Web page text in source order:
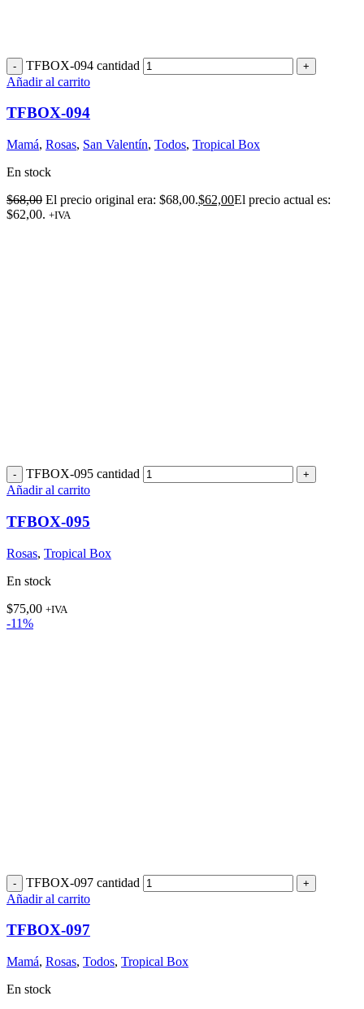
TFBOX-094 cantidad
Añadir al carrito
TFBOX-094
Mamá, Rosas, San Valentín, Todos, Tropical Box
En stock
$68,00 El precio original era: $68,00.$62,00El precio actual es:
$62,00. +IVA
TFBOX-095 cantidad
Añadir al carrito
TFBOX-095
Rosas, Tropical Box
En stock
$75,00 +IVA
-11%
TFBOX-097 cantidad
Añadir al carrito
TFBOX-097
Mamá, Rosas, Todos, Tropical Box
En stock